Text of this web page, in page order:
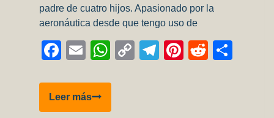
padre de cuatro hijos. Apasionado por la
aeronáutica desde que tengo uso de
Facebook
EmailWhatsApp
CopyTelegram
Pinterest
Reddit
Leer másNuevo
Sponsor!